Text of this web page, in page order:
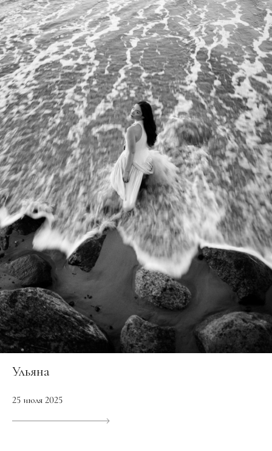
Ульяна
25 июля 2025